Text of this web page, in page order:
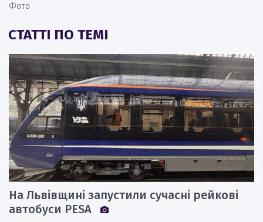
Фото
СТАТТІ ПО ТЕМІ
На Львівщині запустили сучасні рейкові
автобуси PESA